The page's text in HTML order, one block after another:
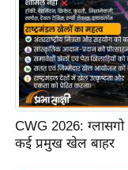
ष
ण
स
म
सा
म
यि
CWG 2026: ग्लासगो
कई प्रमुख खेल बाहर